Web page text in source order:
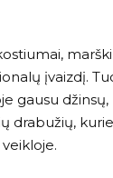
įvaizdį.
gausu
drabužių,